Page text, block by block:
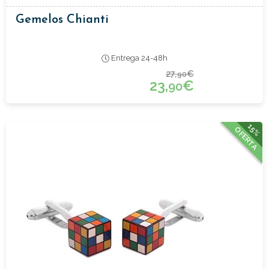
Gemelos Chianti
Entrega 24-48h
27,90€
23,90€
15%
OFERTA